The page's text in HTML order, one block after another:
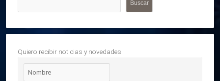
Buscar
Quiero recibir noticias y novedades